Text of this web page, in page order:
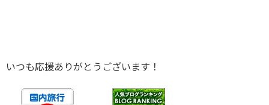
いつも応援ありがとうございます！